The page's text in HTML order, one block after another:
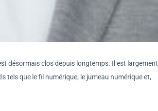
désormais clos depuis longtemps. Il est largement
tels que le fil numérique, le jumeau numérique et,